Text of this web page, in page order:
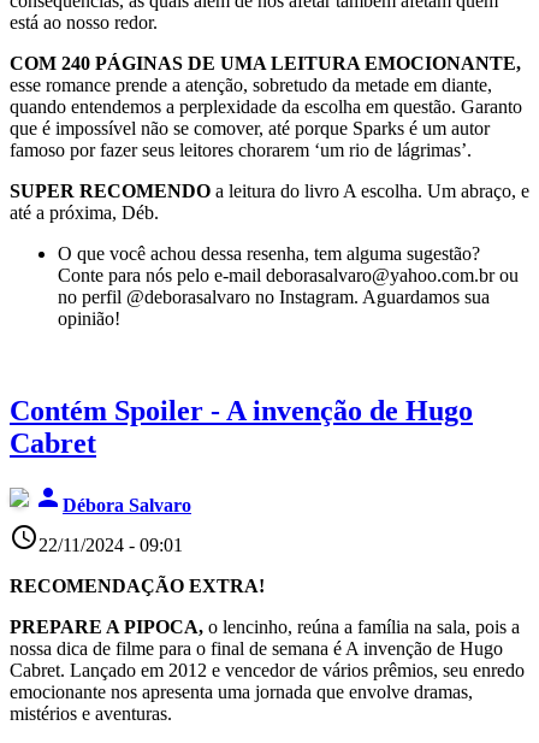
está ao nosso redor.
COM 240 PÁGINAS DE UMA LEITURA EMOCIONANTE,
esse romance prende a atenção, sobretudo da metade em diante,
quando entendemos a perplexidade da escolha em questão. Garanto
que é impossível não se comover, até porque Sparks é um autor
famoso por fazer seus leitores chorarem ‘um rio de lágrimas’.
SUPER RECOMENDO a leitura do livro A escolha. Um abraço, e
até a próxima, Déb.
O que você achou dessa resenha, tem alguma sugestão?
Conte para nós pelo e-mail deborasalvaro@yahoo.com.br ou
no perfil @deborasalvaro no Instagram. Aguardamos sua
opinião!
Contém Spoiler - A invenção de Hugo
Cabret
person Débora Salvaro
access_time22/11/2024 - 09:01
RECOMENDAÇÃO EXTRA!
PREPARE A PIPOCA, o lencinho, reúna a família na sala, pois a
nossa dica de filme para o final de semana é A invenção de Hugo
Cabret. Lançado em 2012 e vencedor de vários prêmios, seu enredo
emocionante nos apresenta uma jornada que envolve dramas,
mistérios e aventuras.